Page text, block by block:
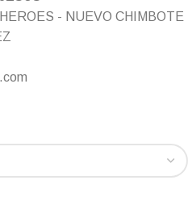
- NUEVO CHIMBOTE